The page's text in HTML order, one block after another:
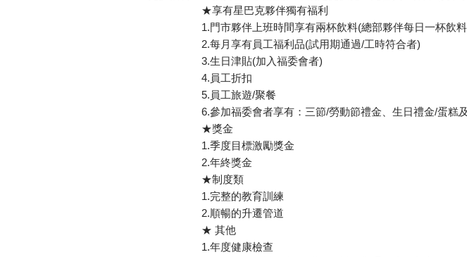
★享有星巴克夥伴獨有福利
1.門市夥伴上班時間享有兩杯飲料(總部夥伴每日一杯飲
2.每月享有員工福利品(試用期通過/工時符合者)
3.生日津貼(加入福委會者)
4.員工折扣
5.員工旅遊/聚餐
6.參加福委會者享有：三節/勞動節禮金、生日禮金/蛋
★獎金
1.季度目標激勵獎金
2.年終獎金
★制度類
1.完整的教育訓練
2.順暢的升遷管道
★ 其他
1.年度健康檢查